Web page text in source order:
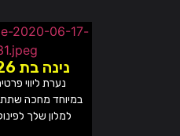
נינה בת 26 עם חזה גדול
נערת ליווי
במיוחד מחכה
למלון שלך